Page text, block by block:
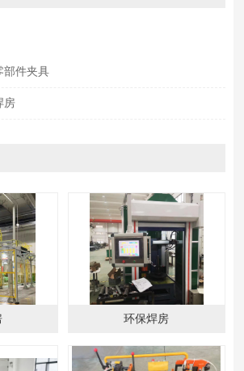
部件夹具
房
环保焊房